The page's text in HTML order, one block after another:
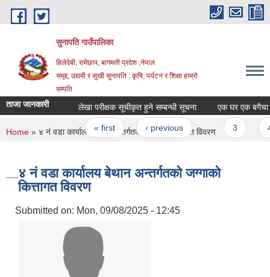
Skip to main content
सुनापति गाउँपालिका
हिलेदेबी, रामेछाप, बागमती प्रदेश ,नेपाल
समृद्द, उद्यमी र सुखी सुनापति : कृषि, पर्यटन र शिक्षा हाम्रो
सम्पति
ताजा जानकारी लेखा परीक्षक सूचीकृत हुने सम्बन्धी सूचना एक घर एक बगैचा
Pages
« first ‹ previous …
You are here
Home » ४ नं वडा कार्यालय बेथान अन्तर्गतको जग्गाको कित्तागत विवरण
४ नं वडा कार्यालय बेथान अन्तर्गतको जग्गाको
कित्तागत विवरण
Submitted on: Mon, 09/08/2025 - 12:45